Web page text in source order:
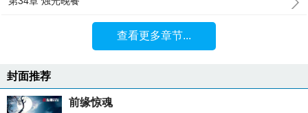
查看更多章节...
封面推荐
前缘惊魂